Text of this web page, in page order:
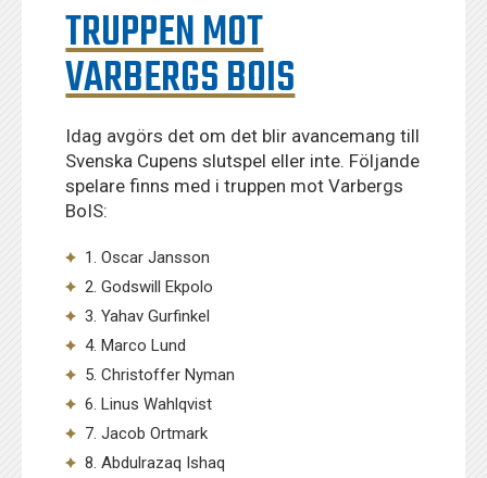
TRUPPEN MOT
VARBERGS BOIS
Idag avgörs det om det blir avancemang till
Svenska Cupens slutspel eller inte. Följande
spelare finns med i truppen mot Varbergs
BoIS:
1. Oscar Jansson
2. Godswill Ekpolo
3. Yahav Gurfinkel
4. Marco Lund
5. Christoffer Nyman
6. Linus Wahlqvist
7. Jacob Ortmark
8. Abdulrazaq Ishaq